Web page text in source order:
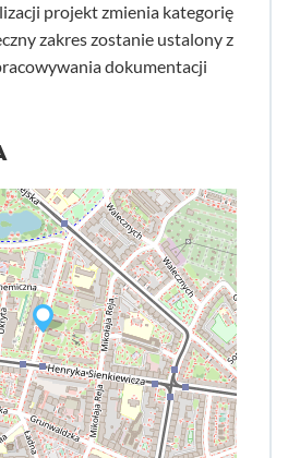
projekt zmienia kategorię
zakres zostanie ustalony z
dokumentacji